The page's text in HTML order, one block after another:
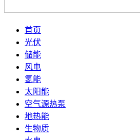
首页
光伏
储能
风电
氢能
太阳能
空气源热泵
地热能
生物质